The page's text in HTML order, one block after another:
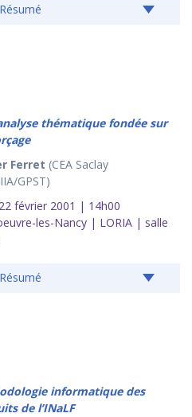
Résumé
thématique fondée sur
Ferret (CEA Saclay
GPST)
février 2001 | 14h00
les-Nancy | LORIA | salle
Résumé
informatique des
de l’INaLF